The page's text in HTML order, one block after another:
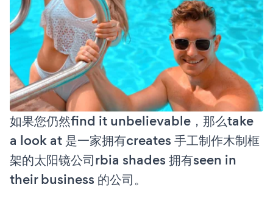
如果您仍然find it unbelievable，那么take
a look at 是一家拥有creates 手工制作木制框
架的太阳镜公司rbia shades 拥有seen in
their business 的公司。